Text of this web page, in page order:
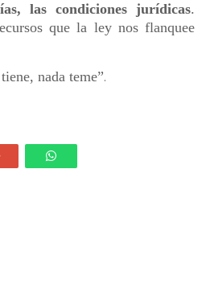
las condiciones jurídicas.
que la ley nos flanquee
nada teme”.